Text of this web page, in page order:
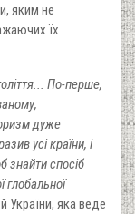
яким не
їх
По-перше,
дуже
усі країни, і
знайти спосіб
глобальної
України, яка веде